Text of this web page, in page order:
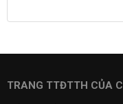
Lãi suất tiết kiệm
Lãi suất ngân
TRANG TTĐTTH CỦA